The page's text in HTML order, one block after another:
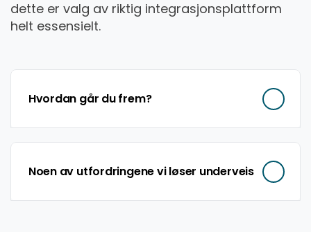
dette er valg av riktig integrasjonsplattform
helt essensielt.
Hvordan går du frem?
Noen av utfordringene vi løser underveis